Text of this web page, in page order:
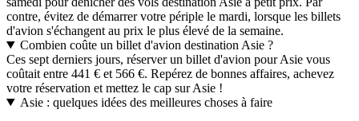
contre, évitez de démarrer votre périple le mardi, lorsque les billets
d'avion s'échangent au prix le plus élevé de la semaine.
Combien coûte un billet d'avion destination Asie ?
Ces sept derniers jours, réserver un billet d'avion pour Asie vous
coûtait entre 441 € et 566 €. Repérez de bonnes affaires, achevez
votre réservation et mettez le cap sur Asie !
Asie : quelques idées des meilleures choses à faire